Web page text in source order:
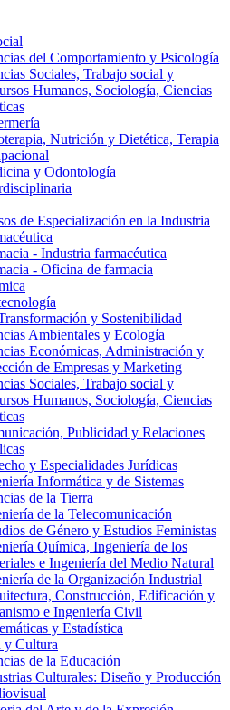
del Comportamiento y Psicología
Sociales, Trabajo social y
Humanos, Sociología, Ciencias
Nutrición y Dietética, Terapia
y Odontología
de Especialización en la Industria
- Industria farmacéutica
- Oficina de farmacia
y Sostenibilidad
Ambientales y Ecología
Económicas, Administración y
de Empresas y Marketing
Sociales, Trabajo social y
Humanos, Sociología, Ciencias
Publicidad y Relaciones
y Especialidades Jurídicas
Informática y de Sistemas
de la Tierra
de la Telecomunicación
de Género y Estudios Feministas
Química, Ingeniería de los
e Ingeniería del Medio Natural
de la Organización Industrial
Construcción, Edificación y
e Ingeniería Civil
y Estadística
y Cultura
de la Educación
Culturales: Diseño y Producción